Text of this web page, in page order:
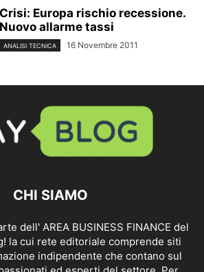
Crisi: Europa rischio recessione.
Nuovo allarme tassi
ANALISI TECNICA 16 Novembre 2011
CHI SIAMO
dell' AREA BUSINESS FINANCE del
la cui rete editoriale comprende siti
indipendente che contano sul